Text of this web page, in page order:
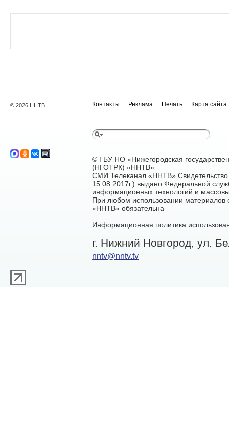
© 2026 ННТВ Контакты Реклама Печать Карта сайта
© ГБУ НО «Нижегородская
(НГОТРК) «ННТВ»
СМИ Телеканал «ННТВ»
15.08.2017г.) выдано Федеральной
информационных технологий и
При любом использовании материалов
«ННТВ» обязательна
Информационная политика
г. Нижний Новгород, ул.
nntv@nntv.tv